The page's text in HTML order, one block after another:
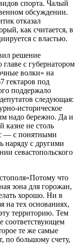
спорта. Чалый
обсуждении.
отказал
как считается, в
с властью.
решение
с губернатором
волки» на
гектаров под
поддержало
следующая:
историческое
надо бережно. Да и
казне не столь
— с понятными
наряду с другими
севастопольского
«Потому что
зона для горожан,
хорошо. Ни в
на тех основаниях,
территорию. Тем
соответствующем
те же самые
по большому счету,